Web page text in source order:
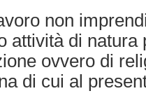
non
attività di natura
ovvero di
di cui al